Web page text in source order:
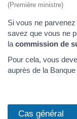
(Première ministre)
Si vous ne
savez que vous ne
la commission de
Pour cela, vous
auprès de la
Cas général